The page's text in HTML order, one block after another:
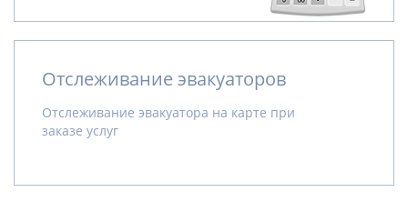
Отслеживание эвакуаторов
Отслеживание эвакуатора на карте при
заказе услуг